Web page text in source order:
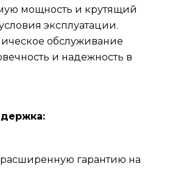
мощность и крутящий
эксплуатации.
обслуживание
и надежность в
гарантию на